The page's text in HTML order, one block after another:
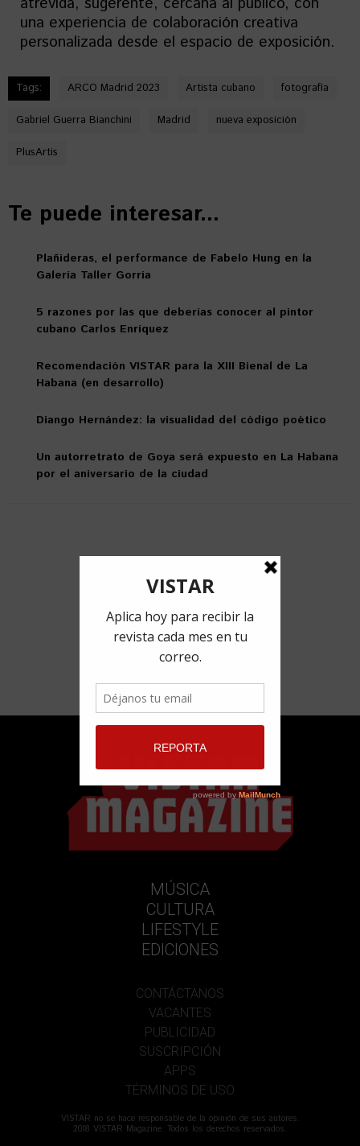
una experiencia de colaboración creativa
personalizada desde el espacio de exposición.
Tags: ARCO Madrid 2023 Artista cubano fotografía
Gabriel Guerra Bianchini Madrid nueva exposición
PlusArtis
Te puede interesar...
Plañideras, el performance de Fabelo Hung en la
Galería Taller Gorría
5 razones por las que deberías conocer al pintor
cubano Carlos Enríquez
Recomendación VISTAR para la XIII Bienal de La
Habana (en desarrollo)
Diango Hernández: la visualidad del código poético
Un autorretrato de Goya será expuesto en La Habana
por el aniversario de la ciudad
MÚSICA
CULTURA
LIFESTYLE
EDICIONES
CONTÁCTANOS
VACANTES
PUBLICIDAD
SUSCRIPCIÓN
APPS
TÉRMINOS DE USO
VISTAR no se hace responsable de la opinión de sus autores.
2018 VISTAR Magazine. Todos los derechos reservados.